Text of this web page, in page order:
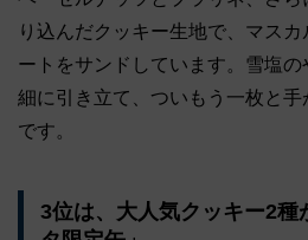
り込んだクッキー生地で、マス
ートをサンドしています。雪塩
細に引き立て、ついもう一枚と
です。
3位は、大人気クッキー2種